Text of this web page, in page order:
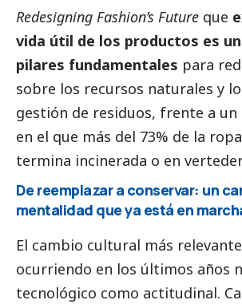
Redesigning Fashion’s Future que
vida útil de los productos es
pilares fundamentales para
sobre los recursos naturales y
gestión de residuos, frente a un
en el que más del 73% de la
termina incinerada o en
De reemplazar a conservar: un
mentalidad que ya está en
El cambio cultural más
ocurriendo en los últimos años
tecnológico como actitudinal.